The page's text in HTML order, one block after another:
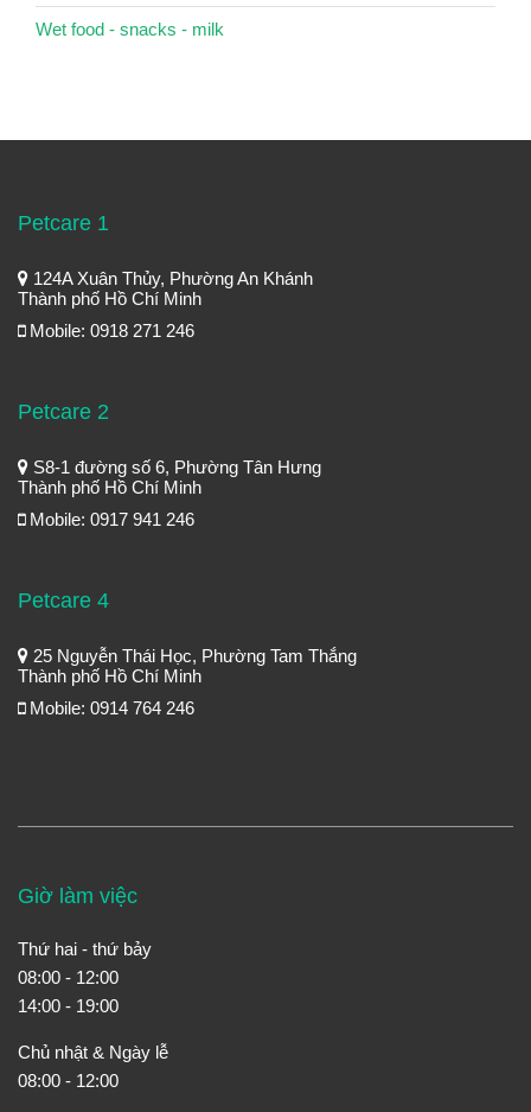
Wet food - snacks - milk
Petcare 1
124A Xuân Thủy, Phường An Khánh
Thành phố Hồ Chí Minh
Mobile: 0918 271 246
Petcare 2
S8-1 đường số 6, Phường Tân Hưng
Thành phố Hồ Chí Minh
Mobile: 0917 941 246
Petcare 4
25 Nguyễn Thái Học, Phường Tam Thắng
Thành phố Hồ Chí Minh
Mobile: 0914 764 246
Giờ làm việc
Thứ hai - thứ bảy
08:00 - 12:00
14:00 - 19:00
Chủ nhật & Ngày lễ
08:00 - 12:00